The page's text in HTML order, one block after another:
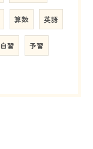
算数 英語
自習 予習